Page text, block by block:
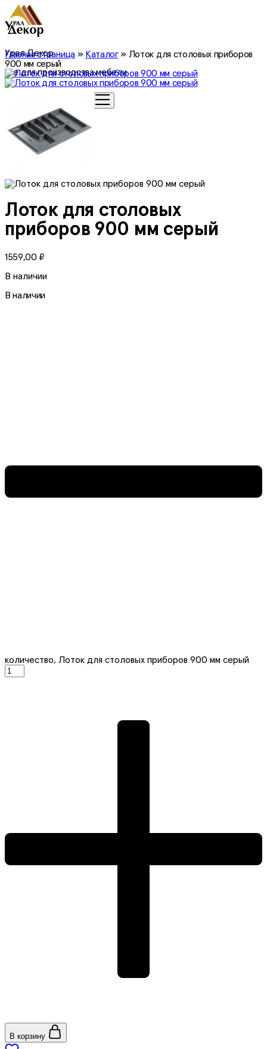
Урал Декор
все для производства мебели
Главная страница» Каталог» Лоток для столовых приборов
900 мм серый
Лоток для столовых
приборов 900 мм серый
1559,00 ₽
В наличии
В наличии
количество, Лоток для столовых приборов 900 мм серый
В корзину